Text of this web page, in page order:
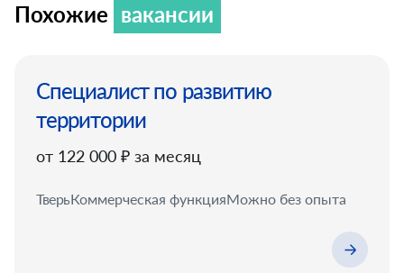
Похожие вакансии
Специалист по развитию
территории
от 122 000 ₽ за месяц
ТверьКоммерческая функцияМожно без опыта